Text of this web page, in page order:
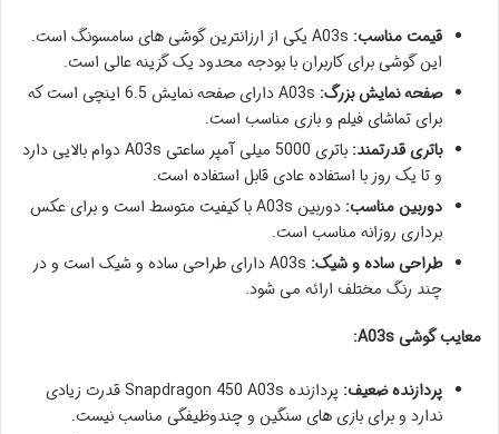
قیمت مناسب:
A03s یکی از ارزانترین گوشی های سامسونگ است.
این گوشی برای کاربران با بودجه محدود یک گزینه عالی است.
صفحه نمایش بزرگ:
A03s دارای صفحه نمایش 6.5 اینچی است که
برای تماشای فیلم و بازی مناسب است.
باتری قدرتمند:
باتری 5000 میلی آمپر ساعتی A03s دوام بالایی دارد
و تا یک روز با استفاده عادی قابل استفاده است.
دوربین مناسب:
دوربین A03s با کیفیت متوسط است و برای عکس
برداری روزانه مناسب است.
طراحی ساده و شیک:
A03s دارای طراحی ساده و شیک است و در
چند رنگ مختلف ارائه می شود.
معایب گوشی A03s:
پردازنده ضعیف:
پردازنده Snapdragon 450 A03s قدرت زیادی
ندارد و برای بازی های سنگین و چندوظیفگی مناسب نیست.